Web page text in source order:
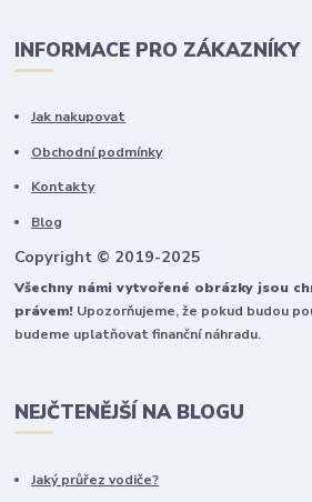
INFORMACE PRO ZÁKAZNÍKY
Jak nakupovat
Obchodní podmínky
Kontakty
Blog
Copyright © 2019-2025
Všechny námi vytvořené obrázky jsou
právem! Upozorňujeme, že pokud budou
budeme uplatňovat finanční náhradu.
NEJČTENĚJŠÍ NA BLOGU
Jaký průřez vodiče?